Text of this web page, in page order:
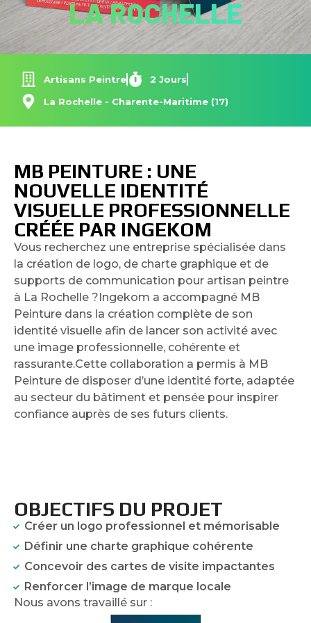
LA ROCHELLE
Artisans Peintre
2 Jours
La Rochelle - Charente-Maritime (17)
MB PEINTURE : UNE
NOUVELLE IDENTITÉ
VISUELLE PROFESSIONNELLE
CRÉÉE PAR INGEKOM
Vous recherchez une entreprise spécialisée dans
la création de logo, de charte graphique et de
supports de communication pour artisan peintre
à La Rochelle ?Ingekom a accompagné MB
Peinture dans la création complète de son
identité visuelle afin de lancer son activité avec
une image professionnelle, cohérente et
rassurante.Cette collaboration a permis à MB
Peinture de disposer d’une identité forte, adaptée
au secteur du bâtiment et pensée pour inspirer
confiance auprès de ses futurs clients.
OBJECTIFS DU PROJET
Créer un logo professionnel et mémorisable
Définir une charte graphique cohérente
Concevoir des cartes de visite impactantes
Renforcer l’image de marque locale
Nous avons travaillé sur :